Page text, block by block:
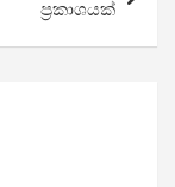
ප්‍රකාශයක්